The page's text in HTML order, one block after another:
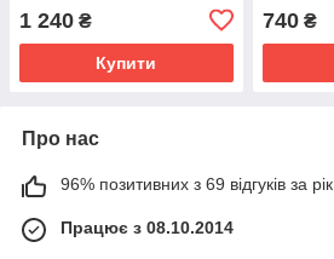
1 240 ₴
Купити
740₴
Про нас
96% позитивних з 69 відгуків за рік
Працює з 08.10.2014